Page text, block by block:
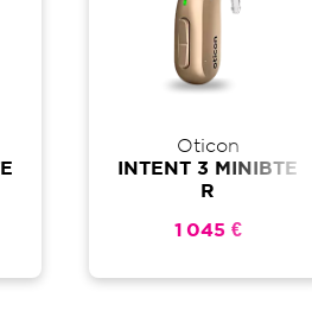
Oticon
INTENT 3 MINIBTE
R
1 045 €